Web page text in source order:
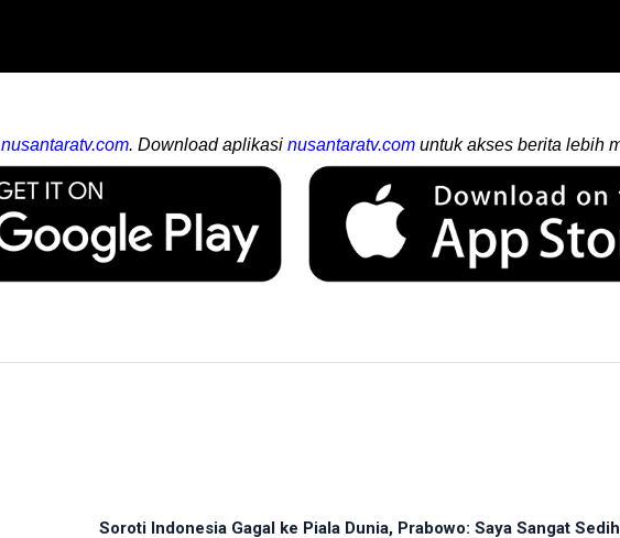
nusantaratv.com. Download aplikasi nusantaratv.com untuk akses berita lebih
Soroti Indonesia Gagal ke Piala Dunia, Prabowo: Saya Sangat Sedih